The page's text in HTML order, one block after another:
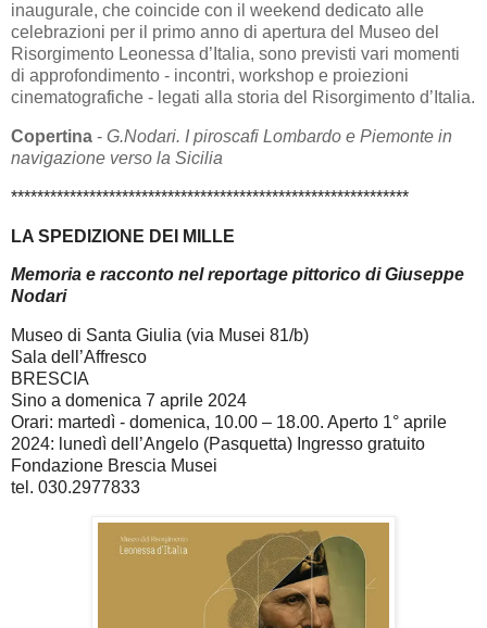
inaugurale, che coincide con il weekend dedicato alle
celebrazioni per il primo anno di apertura del Museo del
Risorgimento Leonessa d’Italia, sono previsti vari momenti
di approfondimento - incontri, workshop e proiezioni
cinematografiche - legati alla storia del Risorgimento d’Italia.
Copertina - G.Nodari. I piroscafi Lombardo e Piemonte in
navigazione verso la Sicilia
*************************************************************
LA SPEDIZIONE DEI MILLE
Memoria e racconto nel reportage pittorico di Giuseppe
Nodari
Museo di Santa Giulia (via Musei 81/b)
Sala dell’Affresco
BRESCIA
Sino a domenica 7 aprile 2024
Orari: martedì - domenica, 10.00 – 18.00. Aperto 1° aprile
2024: lunedì dell’Angelo (Pasquetta) Ingresso gratuito
Fondazione Brescia Musei
tel. 030.2977833